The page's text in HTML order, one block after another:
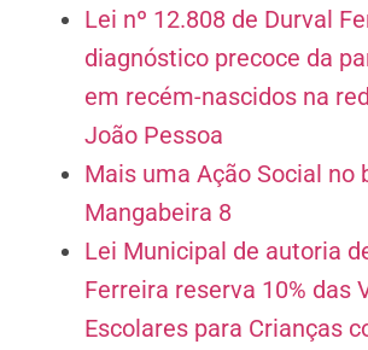
Lei nº 12.808 de Durval
diagnóstico precoce da
em recém-nascidos na
João Pessoa
Mais uma Ação Social no
Mangabeira 8
Lei Municipal de autoria
Ferreira reserva 10% das
Escolares para Crianças